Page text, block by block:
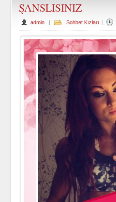
ŞANSLISINIZ
admin | Sohbet Kızları |